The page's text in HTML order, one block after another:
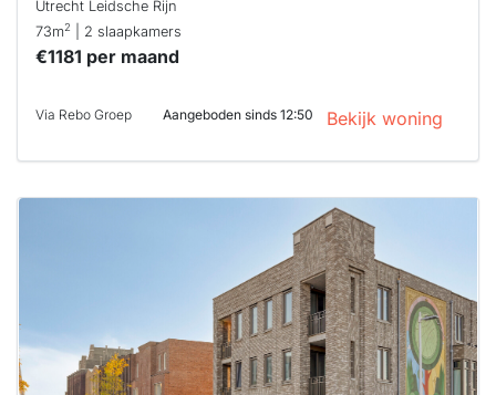
Utrecht Leidsche Rijn
73m2 | 2 slaapkamers
€1181 per maand
Via Rebo Groep Aangeboden sinds 12:50 Bekijk woning
minuten
reageren.
Stekkies helpt
je hierbij!